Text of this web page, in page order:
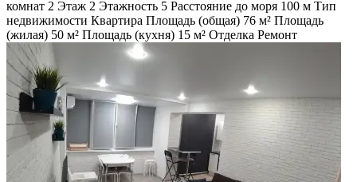
комнат 2 Этаж 2 Этажность 5 Расстояние до моря 100 м Тип
недвижимости Квартира Площадь (общая) 76 м² Площадь
(жилая) 50 м² Площадь (кухня) 15 м² Отделка Ремонт